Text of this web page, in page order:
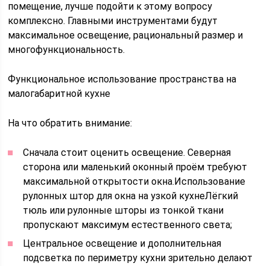
помещение, лучше подойти к этому вопросу
комплексно. Главными инструментами будут
максимальное освещение, рациональный размер и
многофункциональность.
Функциональное использование пространства на
малогабаритной кухне
На что обратить внимание:
Сначала стоит оценить освещение. Северная
сторона или маленький оконный проём требуют
максимальной открытости окна.Использование
рулонных штор для окна на узкой кухнеЛёгкий
тюль или рулонные шторы из тонкой ткани
пропускают максимум естественного света;
Центральное освещение и дополнительная
подсветка по периметру кухни зрительно делают